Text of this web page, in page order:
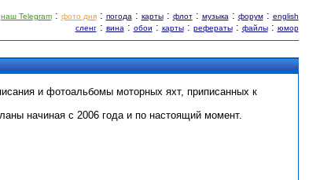
наш Telegram: фото дня: погода: карты: флот: музыка: форум: english
сленг: вина: обои : карты: рефераты: файлы: юмор
и фотоальбомы моторных яхт, приписанных к
начиная с 2006 года и по настоящий момент.